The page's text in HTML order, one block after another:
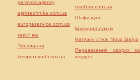
perevod.agency
agrotechnika.com.ua
europeservice.com.ua
текст юа
Посилання
kievperevod.com.ua
maltina.com.ua
Шафи купе
Брендові сумки
Натяжні стелі Nova Stelya
Перевезення хворих за
кордон